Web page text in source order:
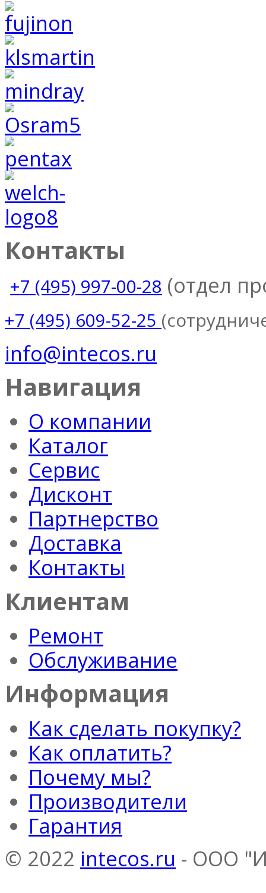
Контакты
+7 (495) 997-00-28 (отдел
+7 (495) 609-52-25
info@intecos.ru
Навигация
О компании
Каталог
Сервис
Дисконт
Партнерство
Доставка
Контакты
Клиентам
Ремонт
Обслуживание
Информация
Как сделать покупку?
Как оплатить?
Почему мы?
Производители
Гарантия
© 2022 intecos.ru - ООО